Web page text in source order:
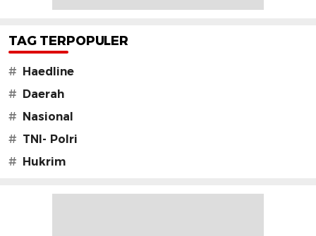
TAG TERPOPULER
# Haedline
# Daerah
# Nasional
# TNI- Polri
# Hukrim